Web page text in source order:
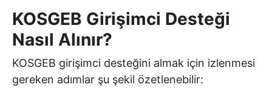
KOSGEB Girişimci Desteği
Nasıl Alınır?
KOSGEB girişimci desteğini almak için izlenmesi
gereken adımlar şu şekil özetlenebilir: